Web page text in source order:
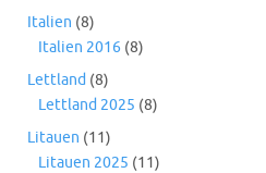
Italien (8)
Italien 2016 (8)
Lettland (8)
Lettland 2025 (8)
Litauen (11)
Litauen 2025 (11)